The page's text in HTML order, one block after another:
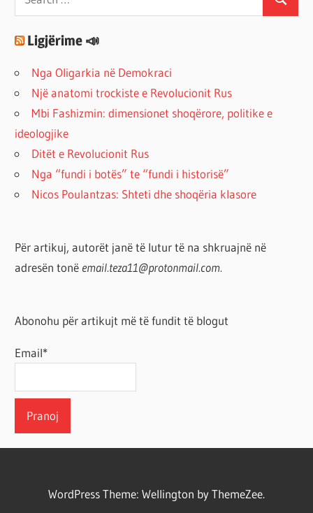
for:
Search
Ligjërime 📣
Nga Oligarkia në Demokraci
Një anatomi trockiste e Revolucionit Rus
Mbi Fashizmin: dimensionet shoqërore, politike e
ideologjike
Ditët e Revolucionit Rus
Nga “fundi i botës” te “fundi i historisë”
Nicos Poulantzas: Shteti dhe shoqëria klasore
Për artikuj, autorët janë të lutur të na shkruajnë në
adresën tonë email.teza11@protonmail.com.
Abonohu për artikujt më të fundit të blogut
Email*
WordPress Theme: Wellington by ThemeZee.